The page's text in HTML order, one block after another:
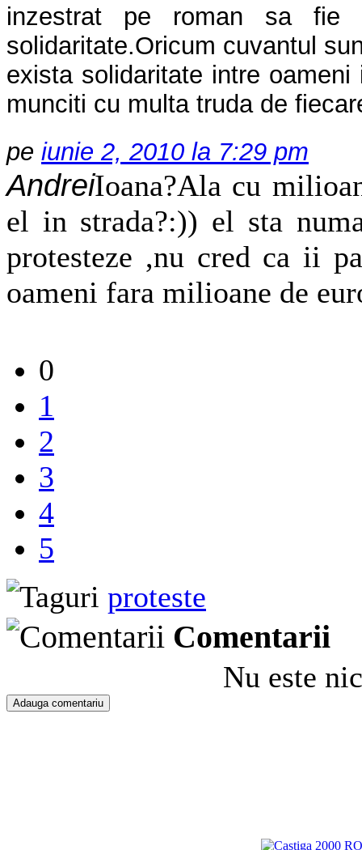
inzestrat pe roman sa
solidaritate.Oricum cuvantul
exista solidaritate intre
munciti cu multa truda de
pe iunie 2, 2010 la 7:29 pm
AndreiIoana?Ala cu
el in strada?:)) el sta
protesteze ,nu cred ca ii
oameni fara milioane de
0
1
2
3
4
5
proteste
Comentarii
Nu este